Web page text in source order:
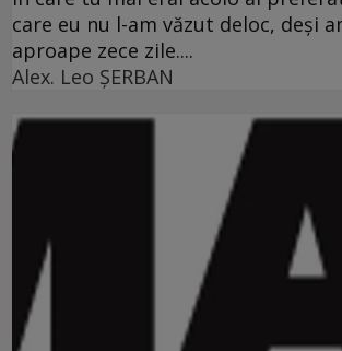
care eu nu l-am văzut deloc, deşi
aproape zece zile....
Alex. Leo ŞERBAN